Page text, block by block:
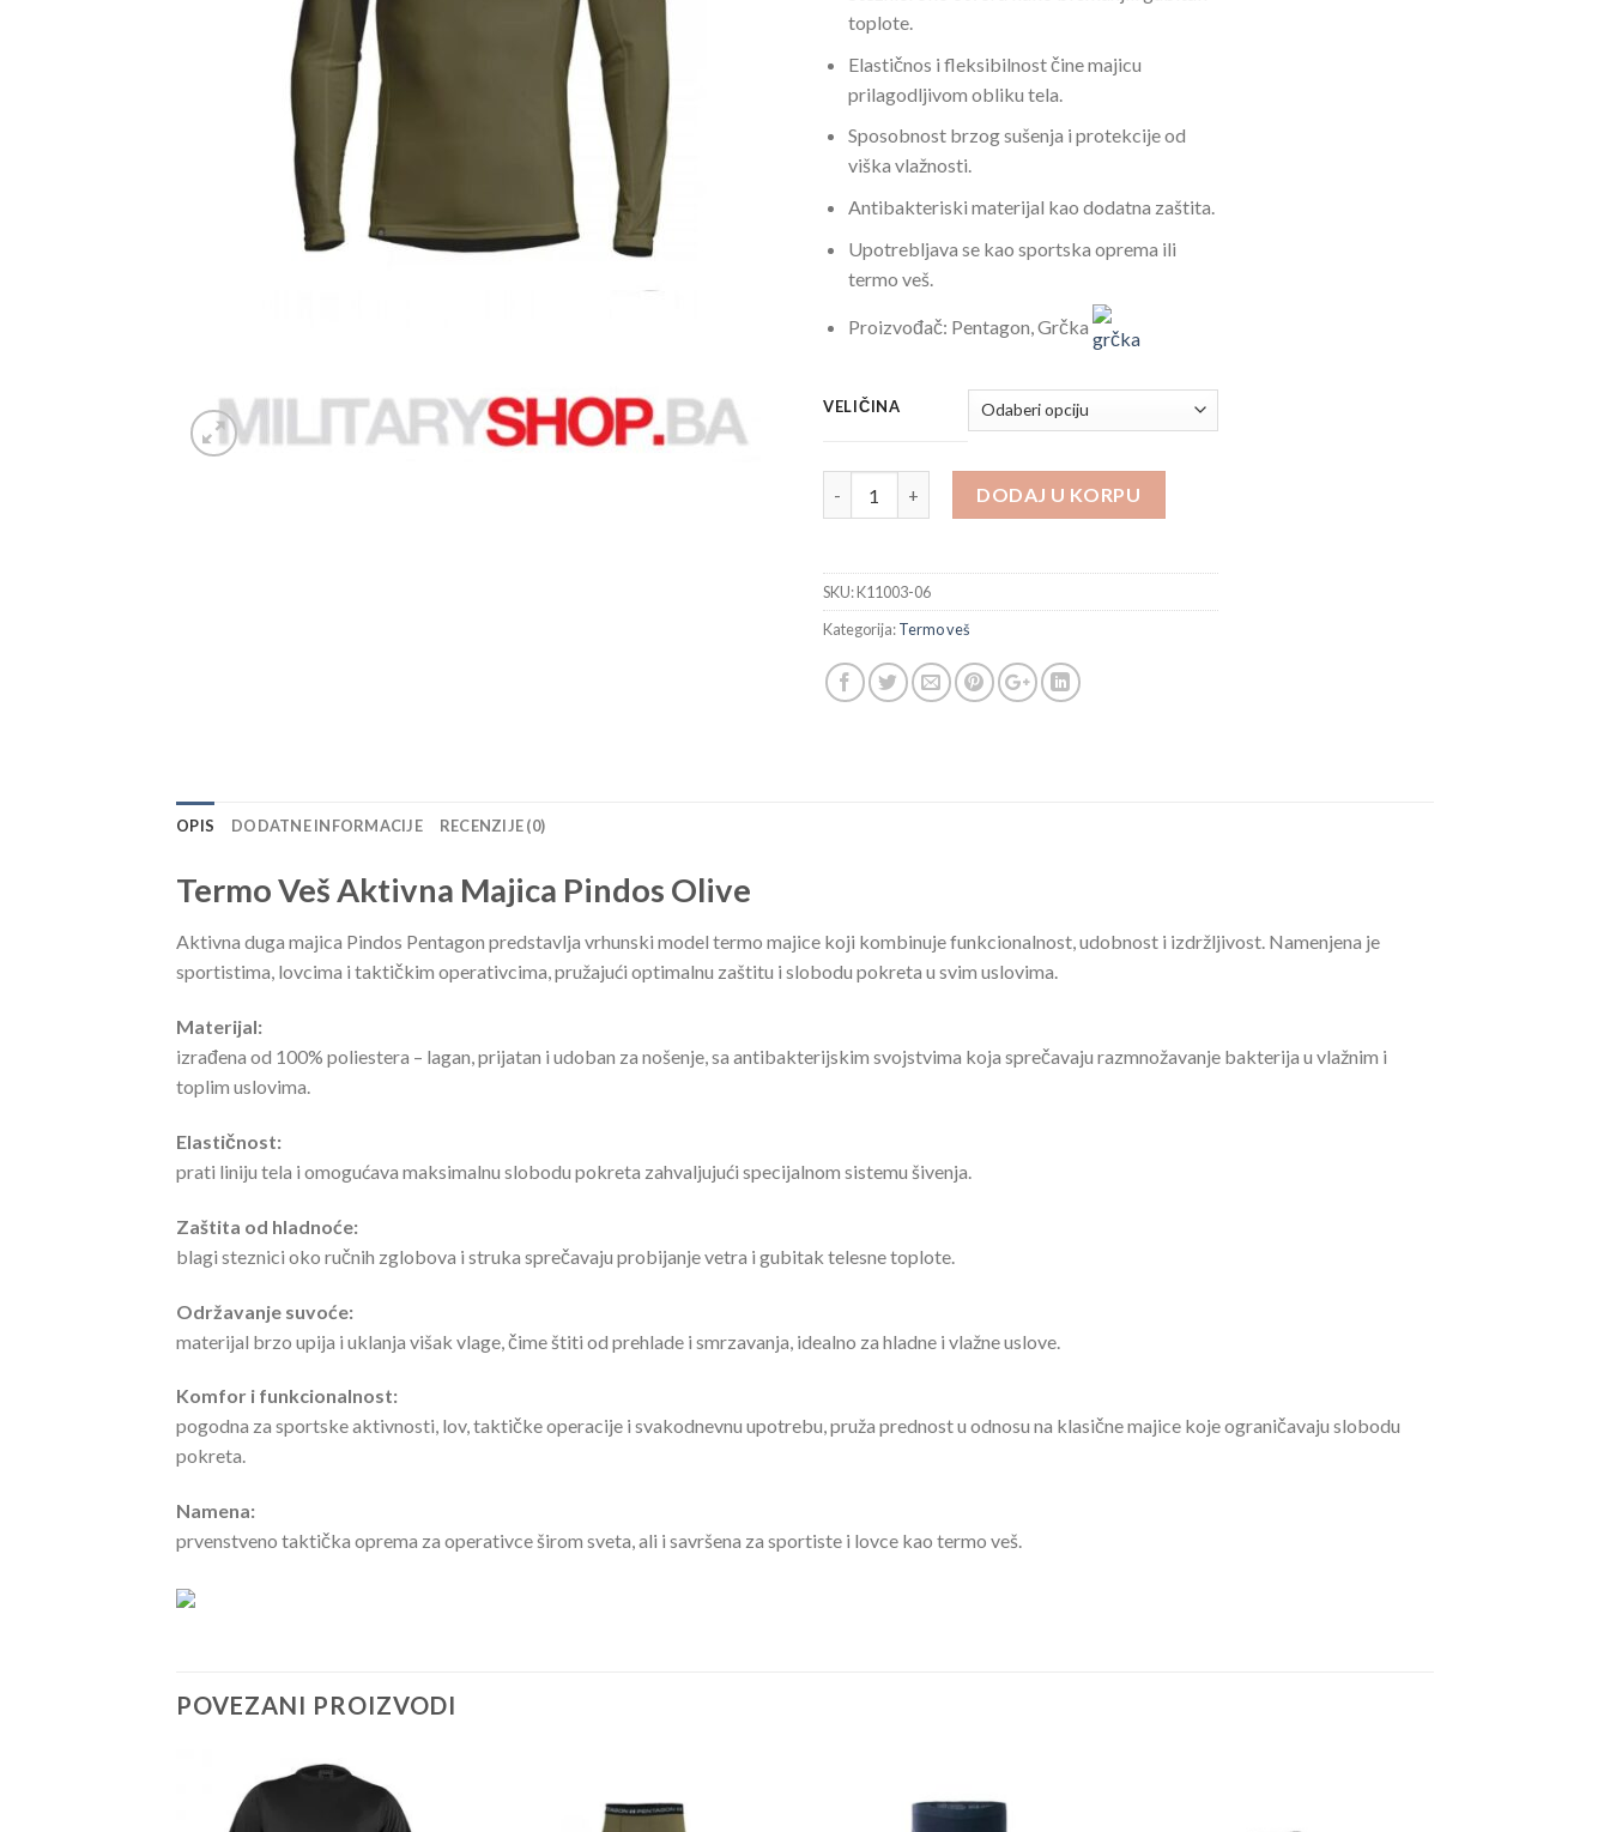
toplote.
Elastičnos i fleksibilnost čine majicu
prilagodljivom obliku tela.
Sposobnost brzog sušenja i protekcije od
viška vlažnosti.
Antibakteriski materijal kao dodatna zaštita.
Upotrebljava se kao sportska oprema ili
termo veš.
Proizvođač: Pentagon, Grčka
VELIČINA
DODAJ U KORPU
SKU:K11003-06
Kategorija:Termo veš
OPIS DODATNE INFORMACIJE RECENZIJE (0)
Termo Veš Aktivna Majica Pindos Olive
Aktivna duga majica Pindos Pentagon predstavlja vrhunski model termo majice koji kombinuje funkcionalnost, udobnost i izdržljivost. Namenjena je
sportistima, lovcima i taktičkim operativcima, pružajući optimalnu zaštitu i slobodu pokreta u svim uslovima.
Materijal:
izrađena od 100% poliestera – lagan, prijatan i udoban za nošenje, sa antibakterijskim svojstvima koja sprečavaju razmnožavanje bakterija u vlažnim i
toplim uslovima.
Elastičnost:
prati liniju tela i omogućava maksimalnu slobodu pokreta zahvaljujući specijalnom sistemu šivenja.
Zaštita od hladnoće:
blagi steznici oko ručnih zglobova i struka sprečavaju probijanje vetra i gubitak telesne toplote.
Održavanje suvoće:
materijal brzo upija i uklanja višak vlage, čime štiti od prehlade i smrzavanja, idealno za hladne i vlažne uslove.
Komfor i funkcionalnost:
pogodna za sportske aktivnosti, lov, taktičke operacije i svakodnevnu upotrebu, pruža prednost u odnosu na klasične majice koje ograničavaju slobodu
pokreta.
Namena:
prvenstveno taktička oprema za operativce širom sveta, ali i savršena za sportiste i lovce kao termo veš.
POVEZANI PROIZVODI